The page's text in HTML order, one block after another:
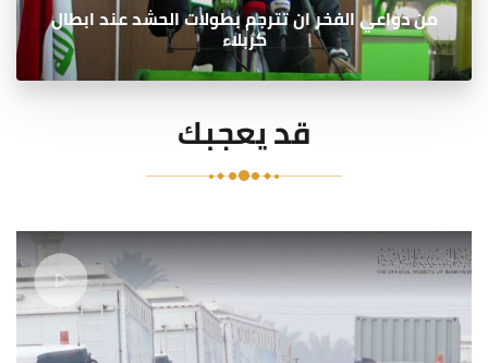
من دواعي الفخر ان تترجم بطولات الحشد عند ابطال
كربلاء
قد يعجبك